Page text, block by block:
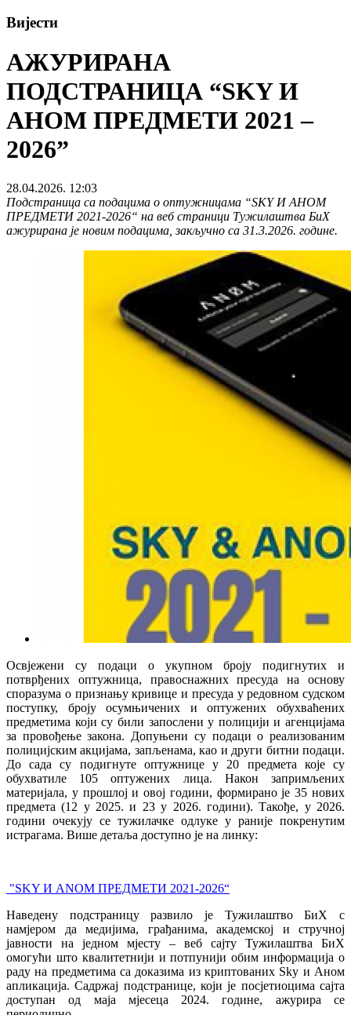
Вијести
АЖУРИРАНА
ПОДСТРАНИЦА “SKY И
АНОМ ПРЕДМЕТИ 2021 –
2026”
28.04.2026. 12:03
Подстраница са подацима о оптужницама “SKY И АНОМ
ПРЕДМЕТИ 2021-2026“ на веб страници Тужилаштва БиХ
ажурирана је новим подацима, закључно са 31.3.2026. године.
Освјежени су подаци о укупном броју подигнутих и
потврђених оптужница, правоснажних пресуда на основу
споразума о признању кривице и пресуда у редовном судском
поступку, броју осумњичених и оптужених обухваћених
предметима који су били запослени у полицији и агенцијама
за провођење закона. Допуњени су подаци о реализованим
полицијским акцијама, запљенама, као и други битни подаци.
До сада су подигнуте оптужнице у 20 предмета које су
обухватиле 105 оптужених лица. Након запримљених
материјала, у прошлој и овој години, формирано је 35 нових
предмета (12 у 2025. и 23 у 2026. години). Такође, у 2026.
години очекују се тужилачке одлуке у раније покренутим
истрагама. Више детаља доступно је на линку:
"SKY И ANOM ПРЕДМЕТИ 2021-2026“
Наведену подстраницу развило је Тужилаштво БиХ с
намјером да медијима, грађанима, академској и стручној
јавности на једном мјесту – веб сајту Тужилаштва БиХ
омогући што квалитетнији и потпунији обим информација о
раду на предметима са доказима из криптованих Sky и Аном
апликација. Садржај подстранице, који је посјетиоцима сајта
доступан од маја мјесеца 2024. године, ажурира се